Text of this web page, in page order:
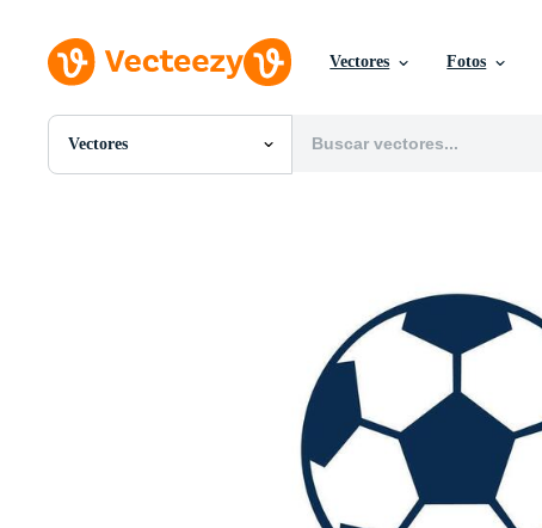
Vectores Fotos
Vectores
Todas Imágenes